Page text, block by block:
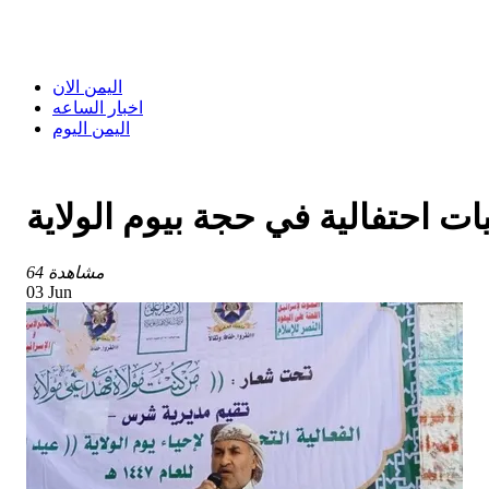
اليمن الان
اخبار الساعه
اليمن اليوم
احتفالية في حجة بيوم الولاية
64 مشاهدة
03 Jun